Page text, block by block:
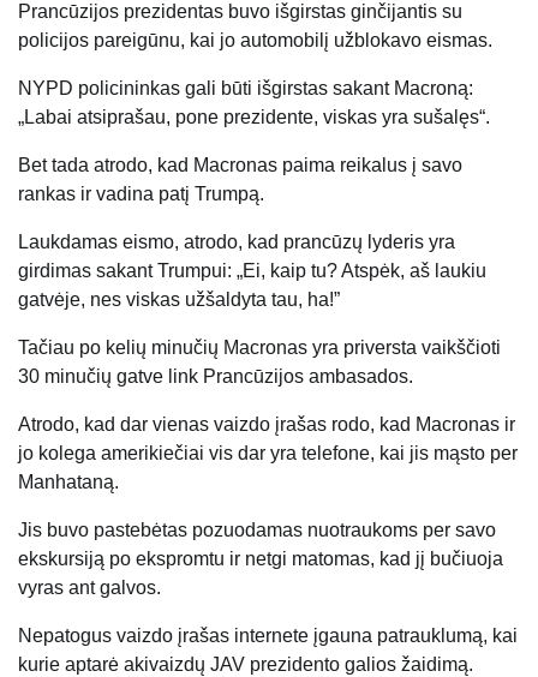
Prancūzijos prezidentas buvo išgirstas ginčijantis su
policijos pareigūnu, kai jo automobilį užblokavo eismas.
NYPD policininkas gali būti išgirstas sakant Macroną:
„Labai atsiprašau, pone prezidente, viskas yra sušalęs“.
Bet tada atrodo, kad Macronas paima reikalus į savo
rankas ir vadina patį Trumpą.
Laukdamas eismo, atrodo, kad prancūzų lyderis yra
girdimas sakant Trumpui: „Ei, kaip tu? Atspėk, aš laukiu
gatvėje, nes viskas užšaldyta tau, ha!”
Tačiau po kelių minučių Macronas yra priversta vaikščioti
30 minučių gatve link Prancūzijos ambasados.
Atrodo, kad dar vienas vaizdo įrašas rodo, kad Macronas ir
jo kolega amerikiečiai vis dar yra telefone, kai jis mąsto per
Manhataną.
Jis buvo pastebėtas pozuodamas nuotraukoms per savo
ekskursiją po ekspromtu ir netgi matomas, kad jį bučiuoja
vyras ant galvos.
Nepatogus vaizdo įrašas internete įgauna patrauklumą, kai
kurie aptarė akivaizdų JAV prezidento galios žaidimą.